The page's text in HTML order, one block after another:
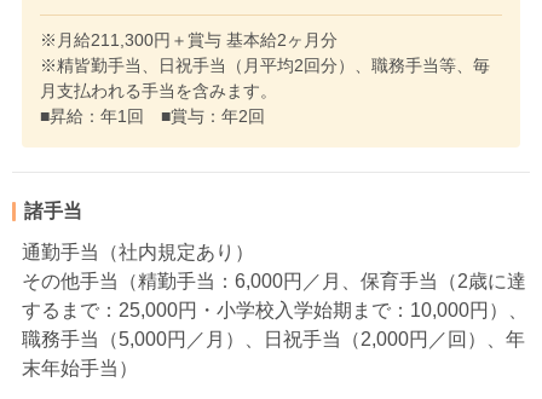
※月給211,300円＋賞与 基本給2ヶ月分
※精皆勤手当、日祝手当（月平均2回分）、職務手当等、毎
月支払われる手当を含みます。
■昇給：年1回 ■賞与：年2回
諸手当
通勤手当（社内規定あり）
その他手当（精勤手当：6,000円／月、保育手当（2歳に達
するまで：25,000円・小学校入学始期まで：10,000円）、
職務手当（5,000円／月）、日祝手当（2,000円／回）、年
末年始手当）